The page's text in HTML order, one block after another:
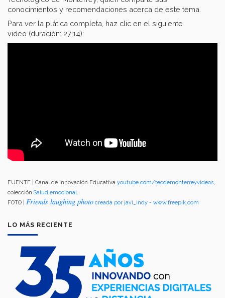
conocimientos y recomendaciones acerca de este tema.
Para ver la plática completa, haz clic en el siguiente
video (duración: 27:14):
FUENTE | Canal de Innovación Educativa youtube.com/tecdemonterreyvideos,
colección Salud emocional.
FOTO | Friends laughing photo creada por javi_indy - www.freepik.com
LO MÁS RECIENTE